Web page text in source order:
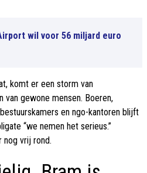
wil voor 56 miljard euro
komt er een storm van
van gewone mensen. Boeren,
en ngo-kantoren blijft
“we nemen het serieus.”
nog vrij rond.